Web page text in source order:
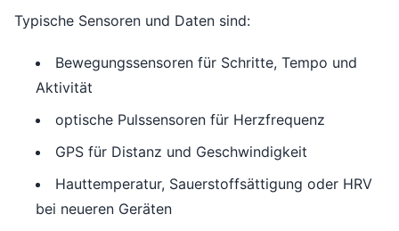
Typische Sensoren und Daten sind:
Bewegungssensoren für Schritte, Tempo und
Aktivität
optische Pulssensoren für Herzfrequenz
GPS für Distanz und Geschwindigkeit
Hauttemperatur, Sauerstoffsättigung oder HRV
bei neueren Geräten